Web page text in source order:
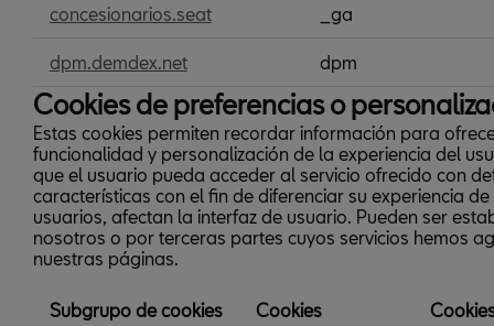
concesionarios.seat _ga
dpm.demdex.net dpm
Cookies de preferencias o
Estas cookies permiten recordar información para
funcionalidad y personalización de la experiencia del
que el usuario pueda acceder al servicio ofrecido con
características con el fin de diferenciar su experiencia
usuarios, afectan la interfaz de usuario. Pueden ser
nosotros o por terceras partes cuyos servicios hemos
nuestras páginas.
Subgrupo de cookies Cookies